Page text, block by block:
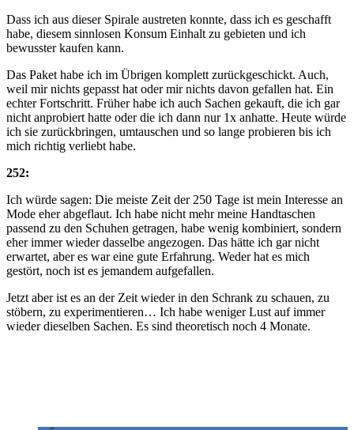
Dass ich aus dieser Spirale austreten konnte, dass ich es geschafft
habe, diesem sinnlosen Konsum Einhalt zu gebieten und ich
bewusster kaufen kann.
Das Paket habe ich im Übrigen komplett zurückgeschickt. Auch,
weil mir nichts gepasst hat oder mir nichts davon gefallen hat. Ein
echter Fortschritt. Früher habe ich auch Sachen gekauft, die ich gar
nicht anprobiert hatte oder die ich dann nur 1x anhatte. Heute würde
ich sie zurückbringen, umtauschen und so lange probieren bis ich
mich richtig verliebt habe.
252:
Ich würde sagen: Die meiste Zeit der 250 Tage ist mein Interesse an
Mode eher abgeflaut. Ich habe nicht mehr meine Handtaschen
passend zu den Schuhen getragen, habe wenig kombiniert, sondern
eher immer wieder dasselbe angezogen. Das hätte ich gar nicht
erwartet, aber es war eine gute Erfahrung. Weder hat es mich
gestört, noch ist es jemandem aufgefallen.
Jetzt aber ist es an der Zeit wieder in den Schrank zu schauen, zu
stöbern, zu experimentieren… Ich habe weniger Lust auf immer
wieder dieselben Sachen. Es sind theoretisch noch 4 Monate.